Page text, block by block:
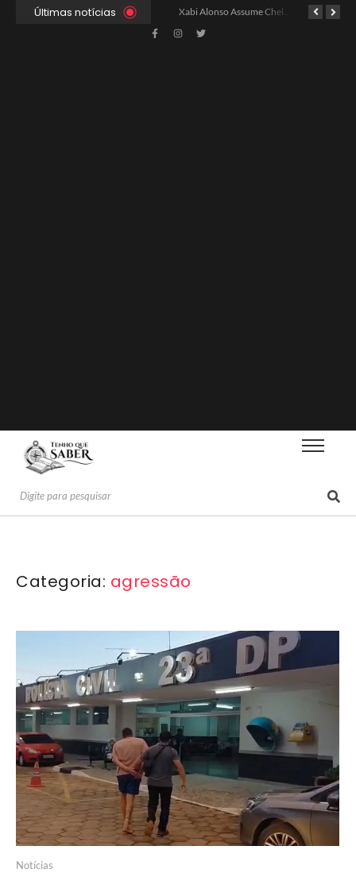
Últimas notícias Xabi Alonso Assume Chelsea: Nova Estratégia Gerencial e Contrato Até 2030
Categoria: agressão
Notícias